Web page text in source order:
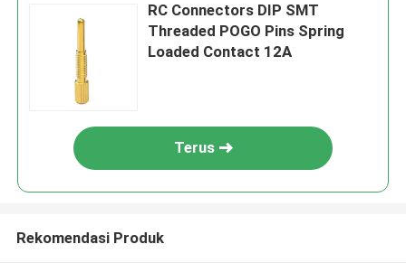
RC Connectors DIP SMT
Threaded POGO Pins Spring
Loaded Contact 12A
Terus
Rekomendasi Produk